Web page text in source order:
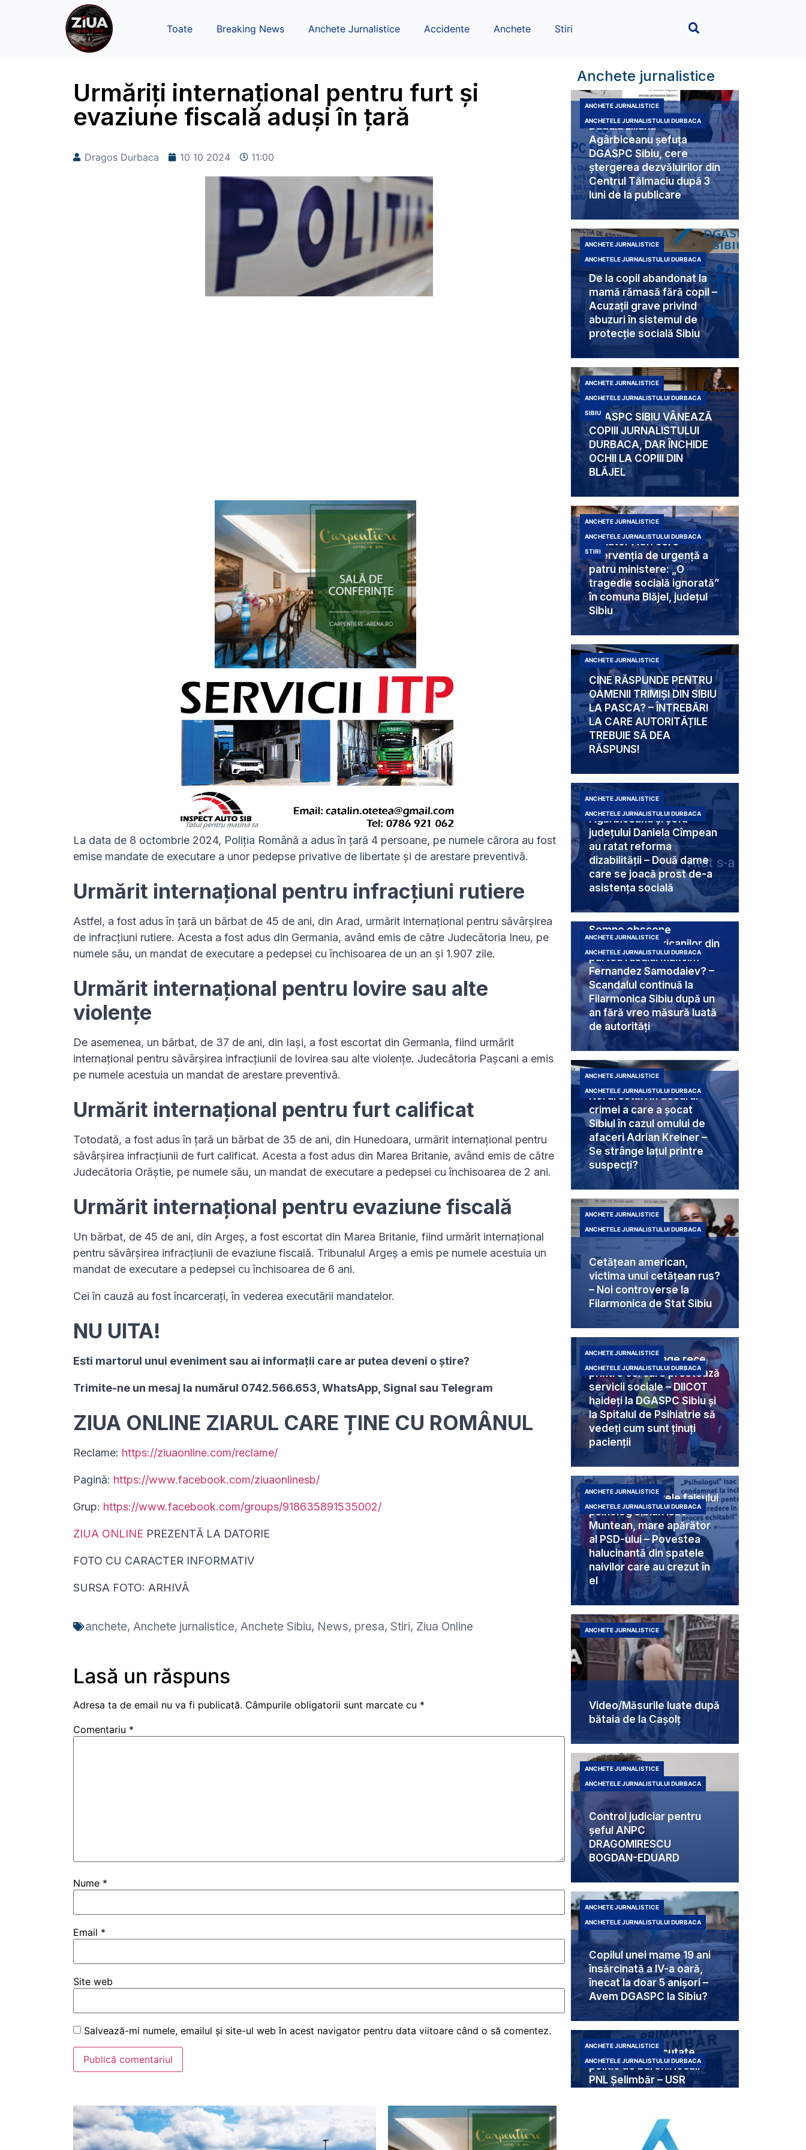
Toate Breaking News Anchete Jurnalistice Accidente Anchete Stiri
Urmăriți internațional pentru furt și
evaziune fiscală aduși în țară
Dragos Durbaca 10 10 2024 11:00
La data de 8 octombrie 2024, Poliția Română a adus în țară 4 persoane, pe numele cărora au fost
emise mandate de executare a unor pedepse privative de libertate și de arestare preventivă.
Urmărit internațional pentru infracțiuni rutiere
Astfel, a fost adus în țară un bărbat de 45 de ani, din Arad, urmărit internațional pentru săvârșirea
de infracțiuni rutiere. Acesta a fost adus din Germania, având emis de către Judecătoria Ineu, pe
numele său, un mandat de executare a pedepsei cu închisoarea de un an și 1.907 zile.
Urmărit internațional pentru lovire sau alte
violențe
De asemenea, un bărbat, de 37 de ani, din Iași, a fost escortat din Germania, fiind urmărit
internațional pentru săvârșirea infracțiunii de lovirea sau alte violențe. Judecătoria Pașcani a emis
pe numele acestuia un mandat de arestare preventivă.
Urmărit internațional pentru furt calificat
Totodată, a fost adus în țară un bărbat de 35 de ani, din Hunedoara, urmărit internațional pentru
săvârșirea infracțiunii de furt calificat. Acesta a fost adus din Marea Britanie, având emis de către
Judecătoria Orăștie, pe numele său, un mandat de executare a pedepsei cu închisoarea de 2 ani.
Urmărit internațional pentru evaziune fiscală
Un bărbat, de 45 de ani, din Argeș, a fost escortat din Marea Britanie, fiind urmărit internațional
pentru săvârșirea infracțiunii de evaziune fiscală. Tribunalul Argeș a emis pe numele acestuia un
mandat de executare a pedepsei cu închisoarea de 6 ani.
Cei în cauză au fost încarcerați, în vederea executării mandatelor.
NU UITA!
Esti martorul unui eveniment sau ai informaţii care ar putea deveni o ştire?
Trimite-ne un mesaj la numărul 0742.566.653, WhatsApp, Signal sau Telegram
ZIUA ONLINE ZIARUL CARE ȚINE CU ROMÂNUL
Reclame: https://ziuaonline.com/reclame/
Pagină: https://www.facebook.com/ziuaonlinesb/
Grup: https://www.facebook.com/groups/918635891535002/
ZIUA ONLINE PREZENTĂ LA DATORIE
FOTO CU CARACTER INFORMATIV
SURSA FOTO: ARHIVĂ
anchete, Anchete jurnalistice, Anchete Sibiu, News, presa, Stiri, Ziua Online
Lasă un răspuns
Adresa ta de email nu va fi publicată. Câmpurile obligatorii sunt marcate cu *
Comentariu *
Nume *
Email *
Site web
Salvează-mi numele, emailul și site-ul web în acest navigator pentru data viitoare când o să comentez.
Anchete jurnalistice
Duduia Liliana
Agârbiceanu șefuța
DGASPC Sibiu, cere
ștergerea dezvăluirilor din
Centrul Tălmaciu după 3
luni de la publicare
ANCHETE JURNALISTICE
ANCHETELE JURNALISTULUI DURBACA
De la copil abandonat la
mamă rămasă fără copil –
Acuzații grave privind
abuzuri în sistemul de
protecție socială Sibiu
ANCHETE JURNALISTICE
ANCHETELE JURNALISTULUI DURBACA
DGASPC SIBIU VÂNEAZĂ
COPIII JURNALISTULUI
DURBACA, DAR ÎNCHIDE
OCHII LA COPIII DIN
BLĂJEL
ANCHETE JURNALISTICE
ANCHETELE JURNALISTULUI DURBACA
SIBIU
Senator AUR cere
intervenția de urgență a
patru ministere: „O
tragedie socială ignorată”
în comuna Blăjel, județul
Sibiu
ANCHETE JURNALISTICE
ANCHETELE JURNALISTULUI DURBACA
STIRI
CINE RĂSPUNDE PENTRU
OAMENII TRIMIȘI DIN SIBIU
LA PASCA? – ÎNTREBĂRI
LA CARE AUTORITĂȚILE
TREBUIE SĂ DEA
RĂSPUNS!
ANCHETE JURNALISTICE
Agărbiceanu și șefa
județului Daniela Cîmpean
au ratat reforma
dizabilității – Două dame
care se joacă prost de-a
asistența socială
ANCHETE JURNALISTICE
ANCHETELE JURNALISTULUI DURBACA
Semne obscene
destinate americanilor din
partea rusului Makcim
Fernandez Samodaiev? –
Scandalul continuă la
Filarmonica Sibiu după un
an fără vreo măsură luată
de autorități
ANCHETE JURNALISTICE
ANCHETELE JURNALISTULUI DURBACA
Noi arestări în dosarul
crimei a care a șocat
Sibiul în cazul omului de
afaceri Adrian Kreiner –
Se strânge lațul printre
suspecți?
ANCHETE JURNALISTICE
ANCHETELE JURNALISTULUI DURBACA
Cetățean american,
victima unui cetățean rus?
– Noi controverse la
Filarmonica de Stat Sibiu
ANCHETE JURNALISTICE
ANCHETELE JURNALISTULUI DURBACA
Criminali cu sânge rece
printre cei care prestează
servicii sociale – DIICOT
haideți la DGASPC Sibiu și
la Spitalul de Psihiatrie să
vedeți cum sunt ținuți
pacienții
ANCHETE JURNALISTICE
ANCHETELE JURNALISTULUI DURBACA
Umbra din spatele falsului
psiholog sibian Isac
Muntean, mare apărător
al PSD-ului – Povestea
halucinantă din spatele
naivilor care au crezut în
el
ANCHETE JURNALISTICE
ANCHETELE JURNALISTULUI DURBACA
Video/Măsurile luate după
bătaia de la Cașolț
ANCHETE JURNALISTICE
Control judiciar pentru
șeful ANPC
DRAGOMIRESCU
BOGDAN-EDUARD
ANCHETE JURNALISTICE
ANCHETELE JURNALISTULUI DURBACA
Copilul unei mame 19 ani
însărcinată a IV-a oară,
înecat la doar 5 anișori –
Avem DGASPC la Sibiu?
ANCHETE JURNALISTICE
ANCHETELE JURNALISTULUI DURBACA
Trei femei executate
politic de baronii locali
PNL Șelimbăr – USR
victime ale sistemului
eșuat al valutiștilor
ANCHETE JURNALISTICE
ANCHETELE JURNALISTULUI DURBACA